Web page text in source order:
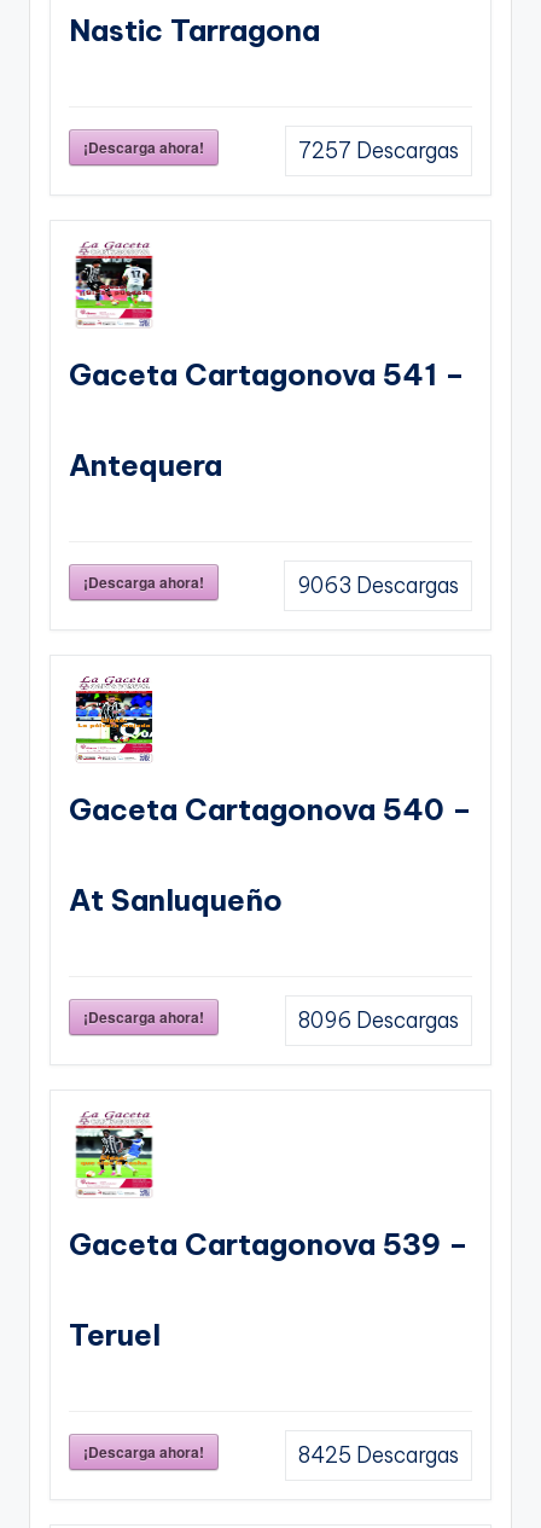
Nastic Tarragona
¡Descarga ahora! 7257 Descargas
Gaceta Cartagonova 541 –
Antequera
¡Descarga ahora! 9063 Descargas
Gaceta Cartagonova 540 –
At Sanluqueño
¡Descarga ahora! 8096 Descargas
Gaceta Cartagonova 539 –
Teruel
¡Descarga ahora! 8425 Descargas